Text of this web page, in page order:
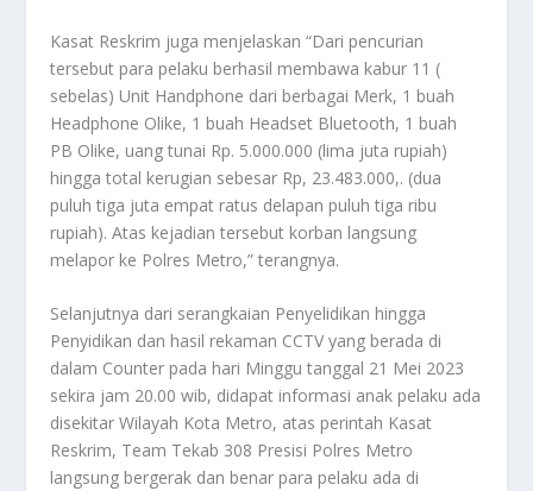
Kasat Reskrim juga menjelaskan “Dari pencurian
tersebut para pelaku berhasil membawa kabur 11 (
sebelas) Unit Handphone dari berbagai Merk, 1 buah
Headphone Olike, 1 buah Headset Bluetooth, 1 buah
PB Olike, uang tunai Rp. 5.000.000 (lima juta rupiah)
hingga total kerugian sebesar Rp, 23.483.000,. (dua
puluh tiga juta empat ratus delapan puluh tiga ribu
rupiah). Atas kejadian tersebut korban langsung
melapor ke Polres Metro,” terangnya.
Selanjutnya dari serangkaian Penyelidikan hingga
Penyidikan dan hasil rekaman CCTV yang berada di
dalam Counter pada hari Minggu tanggal 21 Mei 2023
sekira jam 20.00 wib, didapat informasi anak pelaku ada
disekitar Wilayah Kota Metro, atas perintah Kasat
Reskrim, Team Tekab 308 Presisi Polres Metro
langsung bergerak dan benar para pelaku ada di